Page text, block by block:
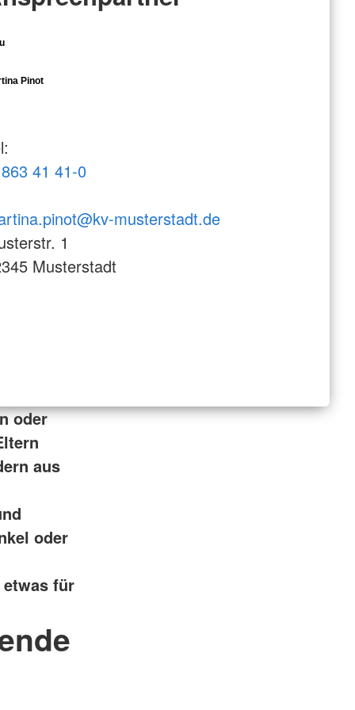
Pinot
41 41-0
musterstadt.de
1
Musterstadt
oder
aus
oder
für